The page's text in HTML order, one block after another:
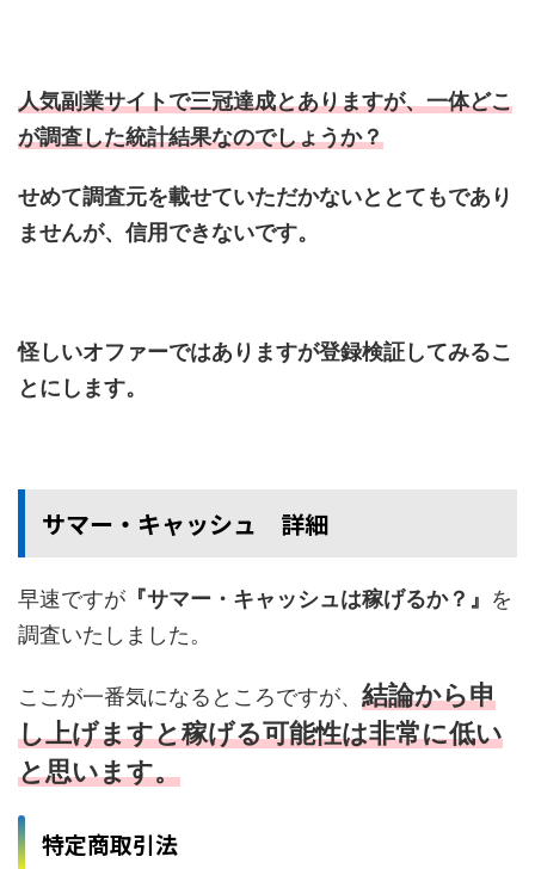
人気副業サイトで三冠達成とありますが、一体どこ
が調査した統計結果なのでしょうか？
せめて調査元を載せていただかないととてもであり
ませんが、信用できないです。
怪しいオファーではありますが登録検証してみるこ
とにします。
サマー・キャッシュ 詳細
早速ですが 『サマー・キャッシュは稼げるか？』 を
調査いたしました。
ここが一番気になるところですが、 結論から申
し上げますと稼げる可能性は非常に低い
と思います。
特定商取引法